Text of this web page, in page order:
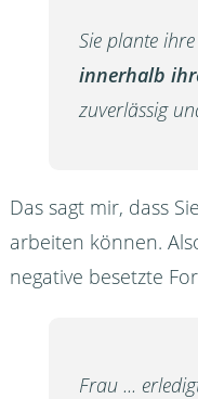
Sie plante
innerhalb
zuverlässig
Das sagt mir, dass
arbeiten können.
negative besetzte
Frau ...